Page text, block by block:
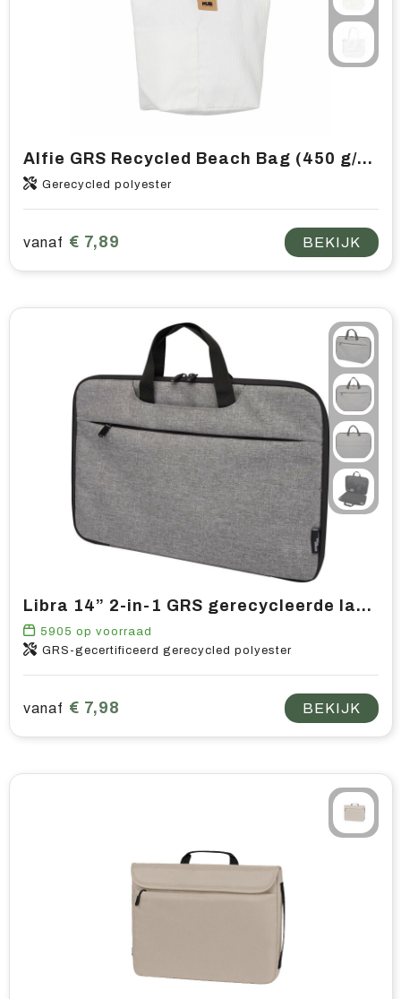
Alfie GRS Recycled Beach Bag (450 g/m²) strandtas
Gerecycled polyester
vanaf € 7,89 BEKIJK
Libra 14” 2-in-1 GRS gerecycleerde laptophoes 3L
5905 op voorraad
GRS-gecertificeerd gerecycled polyester
vanaf € 7,98 BEKIJK